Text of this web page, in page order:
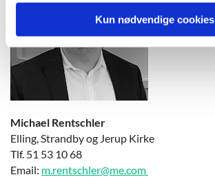
Kun nødvendige cookies
Michael Rentschler
Elling, Strandby og Jerup Kirke
Tlf. 51 53 10 68
Email: m.rentschler@me.com